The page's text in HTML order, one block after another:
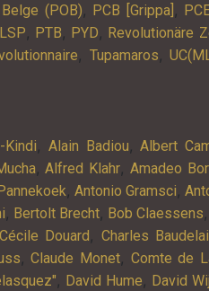
(POB), PCB [Grippa] ,
, PTB, PYD, Revolutionäre
, Tupamaros,
Kindi, Alain Badiou,Albert
,Alfred Klahr,Amadeo
, Antonio Gramsci,
, Bertolt Brecht, Bob Claessens,
Cécile Douard , Charles
,Claude Monet, Comte de
, David Hume, David